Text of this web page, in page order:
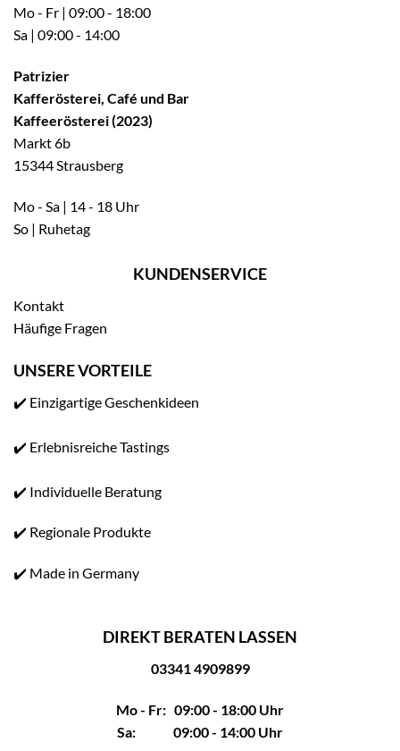
Mo - Fr | 09:00 - 18:00
Sa | 09:00 - 14:00
Patrizier
Kafferösterei, Café und Bar
Kaffeerösterei (2023)
Markt 6b
15344 Strausberg
Mo - Sa | 14 - 18 Uhr
So | Ruhetag
KUNDENSERVICE
Kontakt
Häufige Fragen
UNSERE VORTEILE
✔️ Einzigartige Geschenkideen
✔️ Erlebnisreiche Tastings
✔️ Individuelle Beratung
✔️ Regionale Produkte
✔️ Made in Germany
DIREKT BERATEN LASSEN
03341 4909899
Mo - Fr: 09:00 - 18:00 Uhr
Sa: 09:00 - 14:00 Uhr